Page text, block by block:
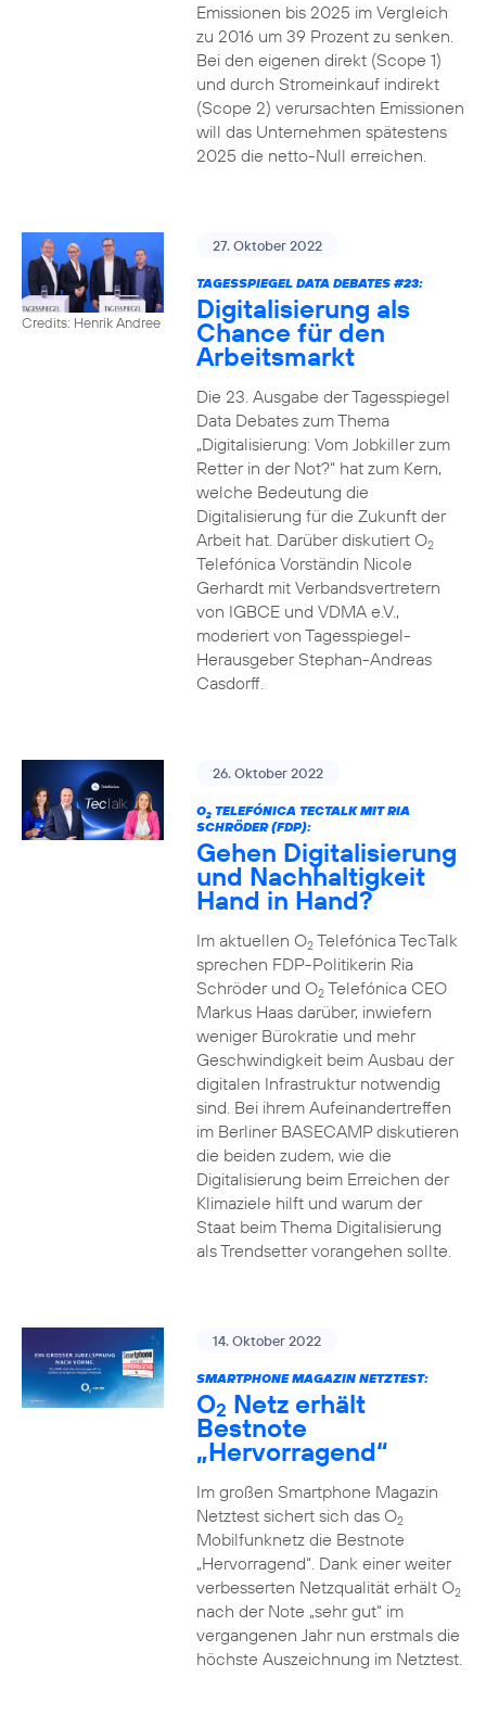
Emissionen bis 2025 im Vergleich
zu 2016 um 39 Prozent zu senken.
Bei den eigenen direkt (Scope 1)
und durch Stromeinkauf indirekt
(Scope 2) verursachten Emissionen
will das Unternehmen spätestens
2025 die netto-Null erreichen.
Credits: Henrik Andree
27. Oktober 2022
TAGESSPIEGEL DATA DEBATES #23:
Digitalisierung als
Chance für den
Arbeitsmarkt
Die 23. Ausgabe der Tagesspiegel
Data Debates zum Thema
„Digitalisierung: Vom Jobkiller zum
Retter in der Not?“ hat zum Kern,
welche Bedeutung die
Digitalisierung für die Zukunft der
Arbeit hat. Darüber diskutiert O2
Telefónica Vorständin Nicole
Gerhardt mit Verbandsvertretern
von IGBCE und VDMA e.V.,
moderiert von Tagesspiegel-
Herausgeber Stephan-Andreas
Casdorff.
26. Oktober 2022
O2TELEFÓNICA TECTALK MIT RIA
SCHRÖDER (FDP):
Gehen Digitalisierung
und Nachhaltigkeit
Hand in Hand?
Im aktuellen O2Telefónica TecTalk
sprechen FDP-Politikerin Ria
Schröder und O2Telefónica CEO
Markus Haas darüber, inwiefern
weniger Bürokratie und mehr
Geschwindigkeit beim Ausbau der
digitalen Infrastruktur notwendig
sind. Bei ihrem Aufeinandertreffen
im Berliner BASECAMP diskutieren
die beiden zudem, wie die
Digitalisierung beim Erreichen der
Klimaziele hilft und warum der
Staat beim Thema Digitalisierung
als Trendsetter vorangehen sollte.
14. Oktober 2022
SMARTPHONE MAGAZIN NETZTEST:
O2 Netz erhält
Bestnote
„Hervorragend“
Im großen Smartphone Magazin
Netztest sichert sich das O2
Mobilfunknetz die Bestnote
„Hervorragend“. Dank einer weiter
verbesserten Netzqualität erhält O2
nach der Note „sehr gut“ im
vergangenen Jahr nun erstmals die
höchste Auszeichnung im Netztest.